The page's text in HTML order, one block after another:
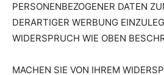
PERSONENBEZOGENER DATEN
DERARTIGER WERBUNG
WIDERSPRUCH WIE OBEN
MACHEN SIE VON IHREM